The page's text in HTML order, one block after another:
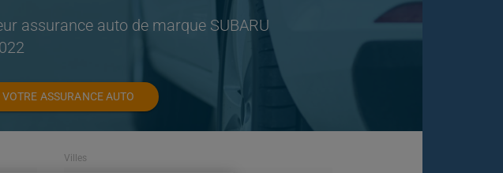
assurance auto de marque SUBARU
ASSURANCE AUTO
Villes